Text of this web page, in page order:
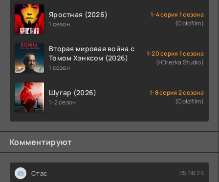
Яростная (2026)
1 сезон
1-4 серия 1 сезона
(Coldfilm)
Вторая мировая война с
Томом Хэнксом (2026)
1 сезон
1-20 серия 1 сезона
(HDrezka Studio)
Шугар (2026)
1-2 сезон
1-8 серия 2 сезона
(Coldfilm)
Комментируют
Стас 05.08.26